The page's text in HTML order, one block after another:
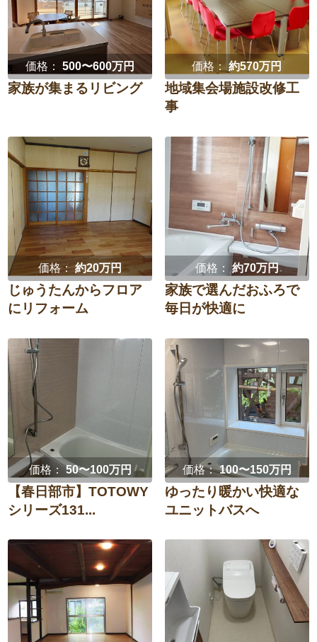
価格：500〜600万円
家族が集まるリビング
価格：約570万円
地域集会場施設改修工
事
価格：約20万円
じゅうたんからフロア
にリフォーム
価格：約70万円
家族で選んだおふろで
毎日が快適に
価格：50〜100万円
【春日部市】TOTOWY
シリーズ131...
価格：100〜150万円
ゆったり暖かい快適な
ユニットバスへ